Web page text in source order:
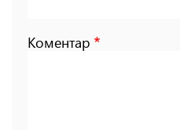
Коментар